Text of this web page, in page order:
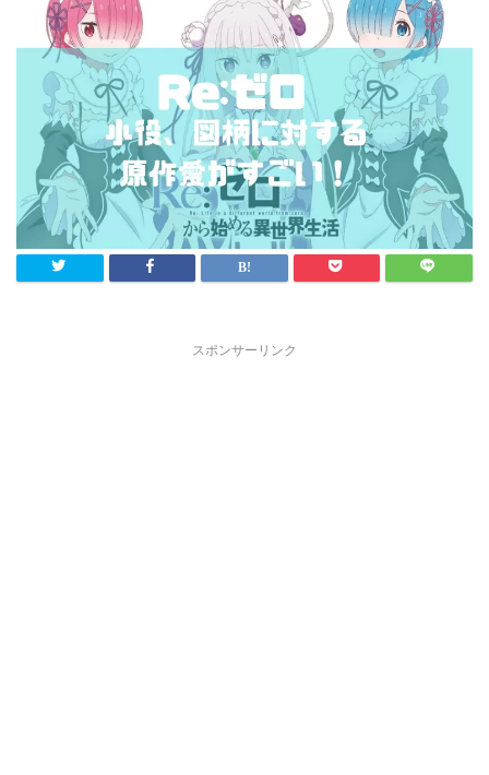
スポンサーリンク